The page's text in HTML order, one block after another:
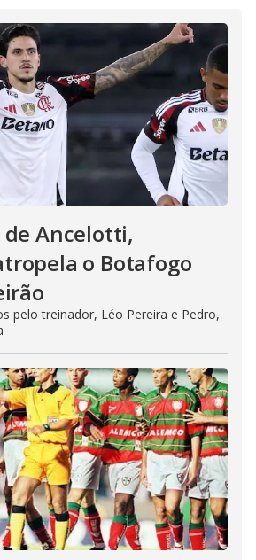
de Ancelotti,
o Botafogo
pelo treinador, Léo Pereira e Pedro,